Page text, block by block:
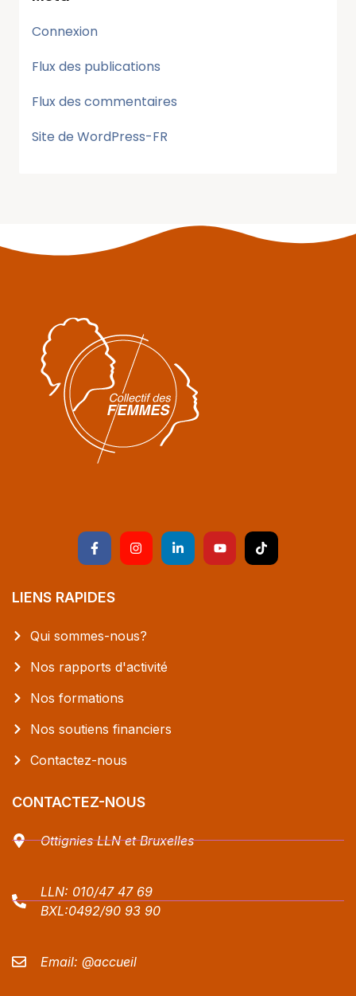
Connexion
Flux des publications
Flux des commentaires
Site de WordPress-FR
LIENS RAPIDES
Qui sommes-nous?
Nos rapports d'activité
Nos formations
Nos soutiens financiers
Contactez-nous
CONTACTEZ-NOUS
Ottignies LLN et Bruxelles
LLN: 010/47 47 69
BXL:0492/90 93 90
Email: @accueil